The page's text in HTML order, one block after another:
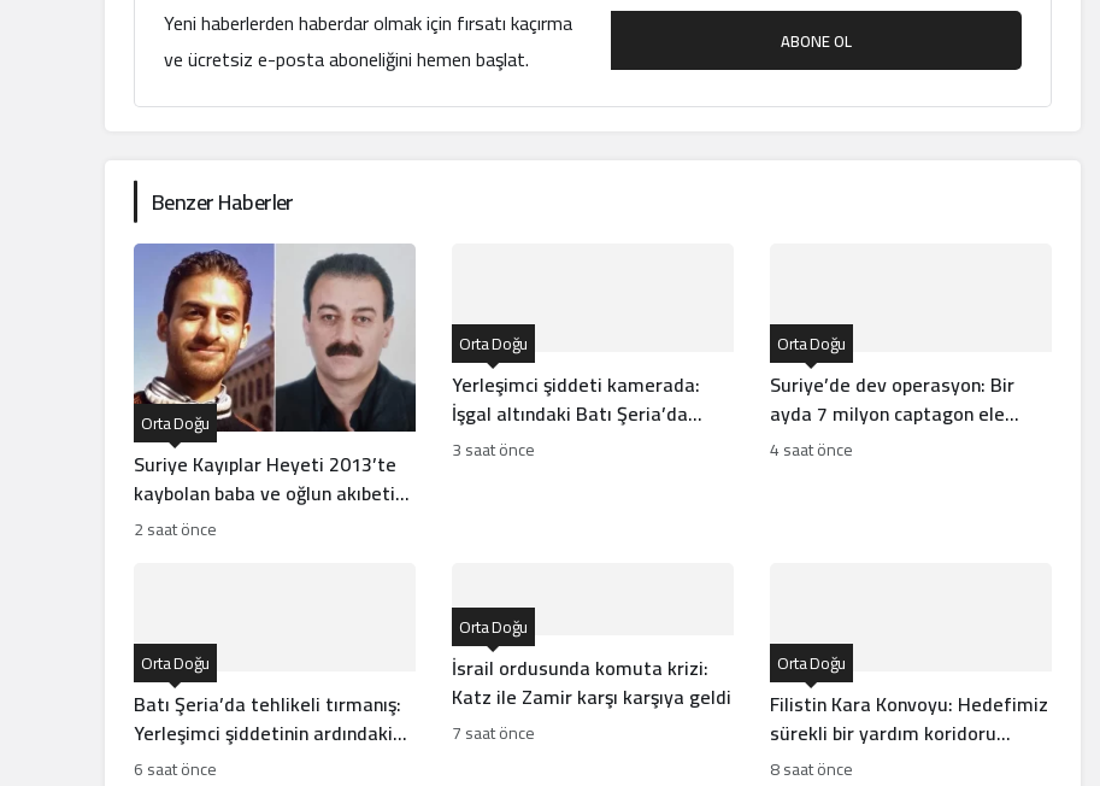
Yeni haberlerden haberdar olmak için fırsatı kaçırma
ve ücretsiz e-posta aboneliğini hemen başlat.
ABONE OL
Benzer Haberler
Suriye Kayıplar Heyeti 2013’te
kaybolan baba ve oğlun akıbetini
açıkladı
Orta Doğu
2 saat önce
Yerleşimci şiddeti kamerada:
İşgal altındaki Batı Şeria’da
çocuğa silahlı saldırı
Orta Doğu
3 saat önce
Suriye’de dev operasyon: Bir
ayda 7 milyon captagon ele
geçirildi
Orta Doğu
4 saat önce
Batı Şeria’da tehlikeli tırmanış:
Yerleşimci şiddetinin ardındaki
yapılar
Orta Doğu
6 saat önce
İsrail ordusunda komuta krizi:
Katz ile Zamir karşı karşıya geldi
Orta Doğu
7 saat önce
Filistin Kara Konvoyu: Hedefimiz
sürekli bir yardım koridoru
açmak
Orta Doğu
8 saat önce